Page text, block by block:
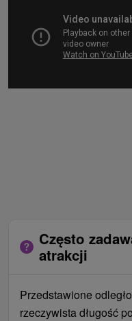
Często
atrakcji
Przedstawione
rzeczywista długość